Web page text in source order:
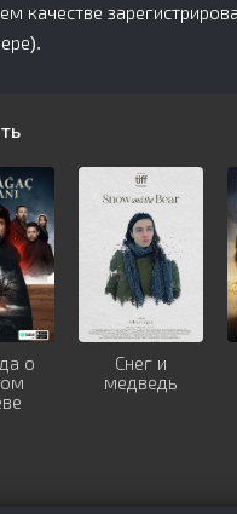
качестве
о
Снег и
медведь